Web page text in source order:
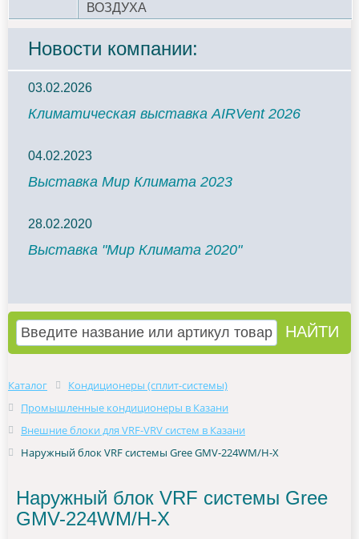
ВОЗДУХА
Новости компании:
03.02.2026
Климатическая выставка AIRVent 2026
04.02.2023
Выставка Мир Климата 2023
28.02.2020
Выставка "Мир Климата 2020"
Каталог
Кондиционеры (сплит-системы)
Промышленные кондиционеры в Казани
Внешние блоки для VRF-VRV систем в Казани
Наружный блок VRF системы Gree GMV-224WM/H-X
Наружный блок VRF системы Gree
GMV-224WM/H-X